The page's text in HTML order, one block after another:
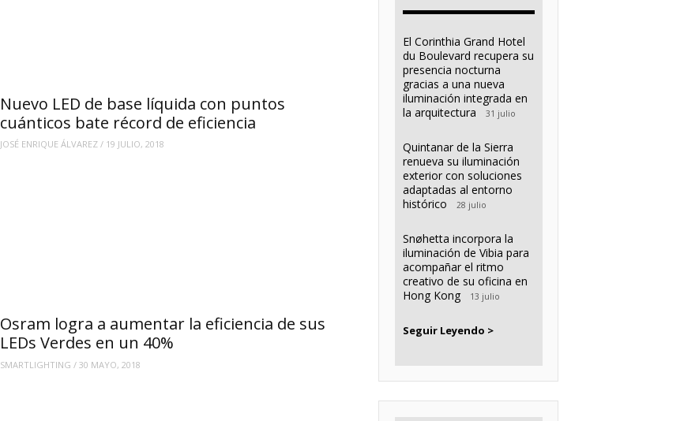
Nuevo LED de base líquida con puntos
cuánticos bate récord de eficiencia
JOSÉ ENRIQUE ÁLVAREZ/ 19 JULIO, 2018
Osram logra a aumentar la eficiencia de sus
LEDs Verdes en un 40%
SMARTLIGHTING / 30 MAYO, 2018
El Corinthia Grand Hotel
du Boulevard recupera su
presencia nocturna
gracias a una nueva
iluminación integrada en
la arquitectura
31 julio
Quintanar de la Sierra
renueva su iluminación
exterior con soluciones
adaptadas al entorno
histórico
28 julio
Snøhetta incorpora la
iluminación de Vibia para
acompañar el ritmo
creativo de su oficina en
Hong Kong
13 julio
Seguir Leyendo >